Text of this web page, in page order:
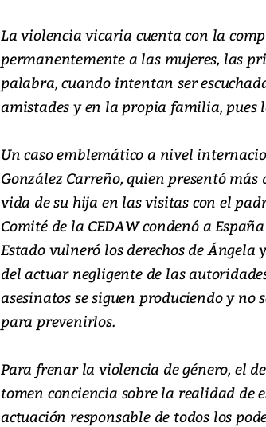
La violencia vicaria cuenta con la
permanentemente a las mujeres, las
palabra, cuando intentan ser
amistades y en la propia familia, pues
Un caso emblemático a nivel
González Carreño, quien presentó
vida de su hija en las visitas con el
Comité de la CEDAW condenó a
Estado vulneró los derechos de Ángela
del actuar negligente de las
asesinatos se siguen produciendo y no
para prevenirlos.
Para frenar la violencia de género, el
tomen conciencia sobre la realidad de
actuación responsable de todos los